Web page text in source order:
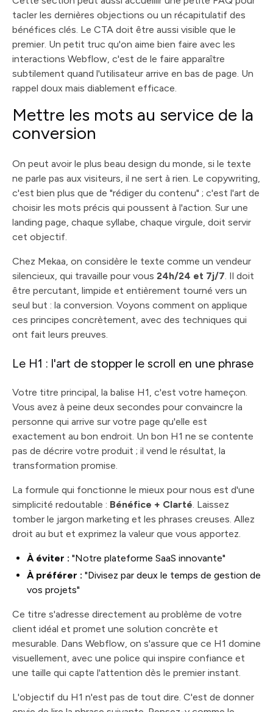
tacler les dernières objections ou un récapitulatif des
bénéfices clés. Le CTA doit être aussi visible que le
premier. Un petit truc qu'on aime bien faire avec les
interactions Webflow, c'est de le faire apparaître
subtilement quand l'utilisateur arrive en bas de page. Un
rappel doux mais diablement efficace.
Mettre les mots au service de la
conversion
On peut avoir le plus beau design du monde, si le texte
ne parle pas aux visiteurs, il ne sert à rien. Le copywriting,
c'est bien plus que de "rédiger du contenu" ; c'est l'art de
choisir les mots précis qui poussent à l'action. Sur une
landing page, chaque syllabe, chaque virgule, doit servir
cet objectif.
Chez Mekaa, on considère le texte comme un vendeur
silencieux, qui travaille pour vous 24h/24 et 7j/7. Il doit
être percutant, limpide et entièrement tourné vers un
seul but : la conversion. Voyons comment on applique
ces principes concrètement, avec des techniques qui
ont fait leurs preuves.
Le H1 : l'art de stopper le scroll en une phrase
Votre titre principal, la balise H1, c'est votre hameçon.
Vous avez à peine deux secondes pour convaincre la
personne qui arrive sur votre page qu'elle est
exactement au bon endroit. Un bon H1 ne se contente
pas de décrire votre produit ; il vend le résultat, la
transformation promise.
La formule qui fonctionne le mieux pour nous est d'une
simplicité redoutable : Bénéfice + Clarté. Laissez
tomber le jargon marketing et les phrases creuses. Allez
droit au but et exprimez la valeur que vous apportez.
À éviter : "Notre plateforme SaaS innovante"
À préférer : "Divisez par deux le temps de gestion de
vos projets"
Ce titre s'adresse directement au problème de votre
client idéal et promet une solution concrète et
mesurable. Dans Webflow, on s'assure que ce H1 domine
visuellement, avec une police qui inspire confiance et
une taille qui capte l'attention dès le premier instant.
L'objectif du H1 n'est pas de tout dire. C'est de donner